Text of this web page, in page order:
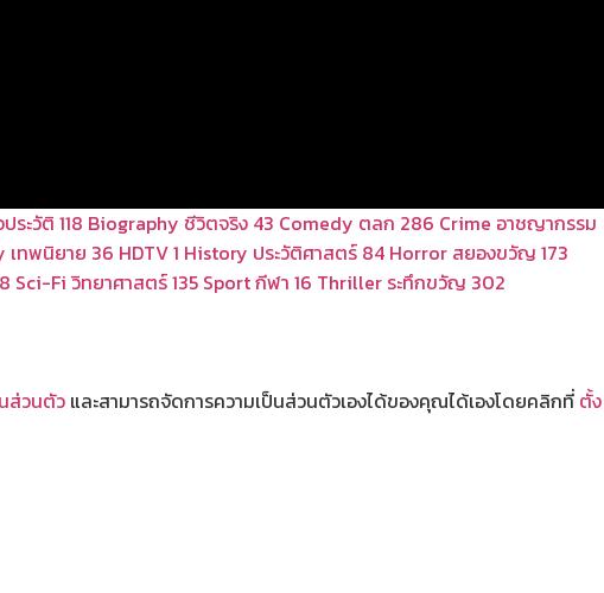
ระวัติ 118 Biography ชีวิตจริง 43 Comedy ตลก 286 Crime อาชญากรรม
เทพนิยาย 36 HDTV1 History ประวัติศาสตร์ 84 Horror สยองขวัญ 173
Sci-Fi วิทยาศาสตร์135 Sport กีฬา 16 Thriller ระทึกขวัญ 302
ส่วนตัว และสามารถจัดการความเป็นส่วนตัวเองได้ของคุณได้เองโดยคลิกที่ ตั้ง